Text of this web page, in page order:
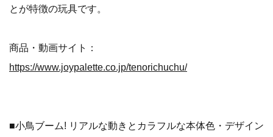
とが特徴の玩具です。
商品・動画サイト：
https://www.joypalette.co.jp/tenorichuchu/
■小鳥ブーム! リアルな動きとカラフルな本体色・デザイン